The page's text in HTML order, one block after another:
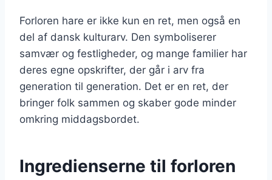
Forloren hare er ikke kun en ret, men også en
del af dansk kulturarv. Den symboliserer
samvær og festligheder, og mange familier har
deres egne opskrifter, der går i arv fra
generation til generation. Det er en ret, der
bringer folk sammen og skaber gode minder
omkring middagsbordet.
Ingredienserne til forloren